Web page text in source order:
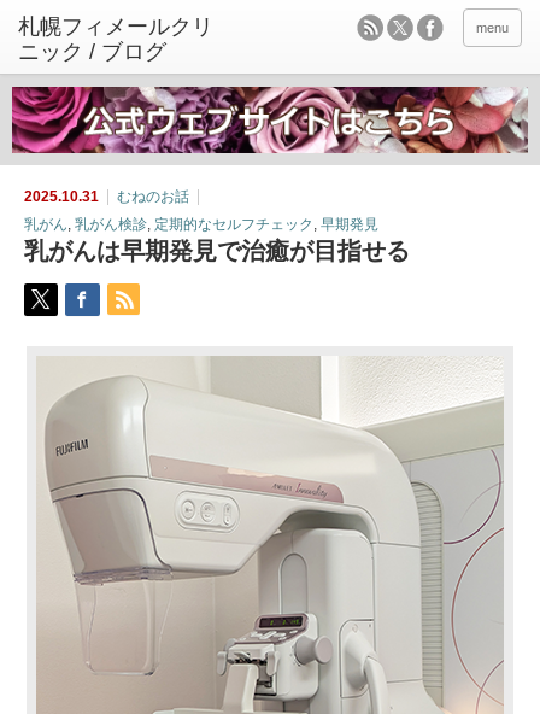
menu
2025.10.31
むねのお話
乳がん, 乳がん検診, 定期的なセルフチェック , 早期発見
乳がんは早期発見で治癒が目指せる